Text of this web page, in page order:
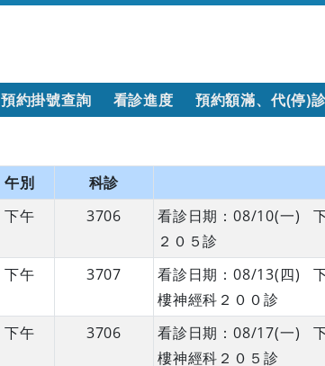
預約掛號查詢 看診進度 預約額滿、代(停)
午別 科診
下午 3706
看診日期：08/10(一)
２０５診
下午 3707
看診日期：08/13(四)
樓神經科２００診
下午 3706
看診日期：08/17(一)
樓神經科２０５診